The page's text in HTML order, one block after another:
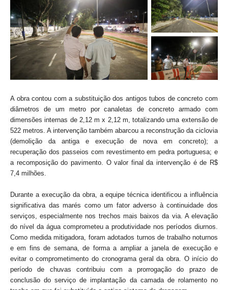
A obra contou com a substituição dos antigos tubos de concreto com
diâmetros de um metro por canaletas de concreto armado com
dimensões internas de 2,12 m x 2,12 m, totalizando uma extensão de
522 metros. A intervenção também abarcou a reconstrução da ciclovia
(demolição da antiga e execução de nova em concreto); a
recuperação dos passeios com revestimento em pedra portuguesa; e
a recomposição do pavimento. O valor final da intervenção é de R$
7,4 milhões.
Durante a execução da obra, a equipe técnica identificou a influência
significativa das marés como um fator adverso à continuidade dos
serviços, especialmente nos trechos mais baixos da via. A elevação
do nível da água comprometeu a produtividade nos períodos diurnos.
Como medida mitigadora, foram adotados turnos de trabalho noturnos
e em fins de semana, de forma a ampliar a janela de execução e
evitar o comprometimento do cronograma geral da obra. O início do
período de chuvas contribuiu com a prorrogação do prazo de
conclusão do serviço de implantação da camada de rolamento no